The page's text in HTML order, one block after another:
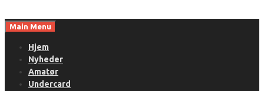
toMain Menu
Hjem
Nyheder
Amatør
Undercard